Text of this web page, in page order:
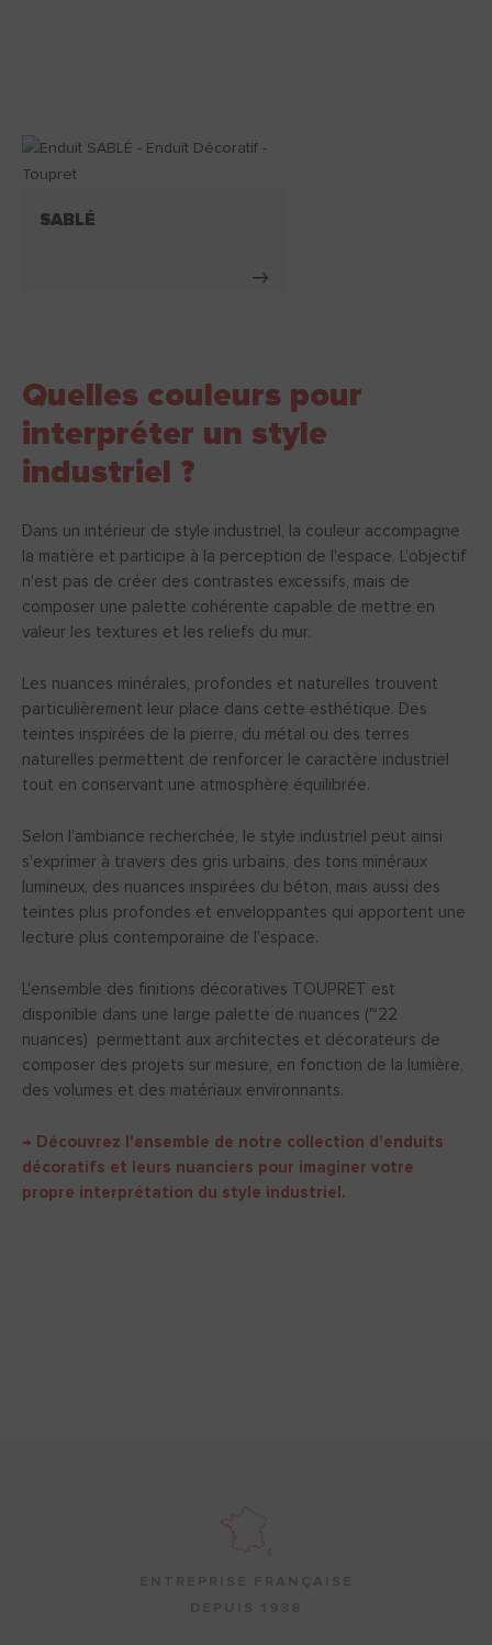
SABLÉ
Quelles couleurs pour
interpréter un style
industriel ?
Dans un intérieur de style industriel, la couleur accompagne
la matière et participe à la perception de l'espace. L'objectif
n'est pas de créer des contrastes excessifs, mais de
composer une palette cohérente capable de mettre en
valeur les textures et les reliefs du mur.
Les nuances minérales, profondes et naturelles trouvent
particulièrement leur place dans cette esthétique. Des
teintes inspirées de la pierre, du métal ou des terres
naturelles permettent de renforcer le caractère industriel
tout en conservant une atmosphère équilibrée.
Selon l'ambiance recherchée, le style industriel peut ainsi
s'exprimer à travers des gris urbains, des tons minéraux
lumineux, des nuances inspirées du béton, mais aussi des
teintes plus profondes et enveloppantes qui apportent une
lecture plus contemporaine de l'espace.
L'ensemble des finitions décoratives TOUPRET est
disponible dans une large palette de nuances (~22
nuances) permettant aux architectes et décorateurs de
composer des projets sur mesure, en fonction de la lumière,
des volumes et des matériaux environnants.
→ Découvrez l'ensemble de notre collection d'enduits
décoratifs et leurs nuanciers pour imaginer votre
propre interprétation du style industriel.